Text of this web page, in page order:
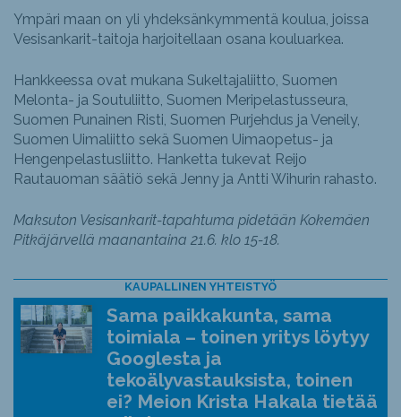
Ympäri maan on yli yhdeksänkymmentä koulua, joissa
Vesisankarit-taitoja harjoitellaan osana kouluarkea.
Hankkeessa ovat mukana Sukeltajaliitto, Suomen
Melonta- ja Soutuliitto, Suomen Meripelastusseura,
Suomen Punainen Risti, Suomen Purjehdus ja Veneily,
Suomen Uimaliitto sekä Suomen Uimaopetus- ja
Hengenpelastusliitto. Hanketta tukevat Reijo
Rautauoman säätiö sekä Jenny ja Antti Wihurin rahasto.
Maksuton Vesisankarit-tapahtuma pidetään Kokemäen
Pitkäjärvellä maanantaina 21.6. klo 15-18.
KAUPALLINEN YHTEISTYÖ
Sama paikkakunta, sama
toimiala – toinen yritys löytyy
Googlesta ja
tekoälyvastauksista, toinen
ei? Meion Krista Hakala tietää